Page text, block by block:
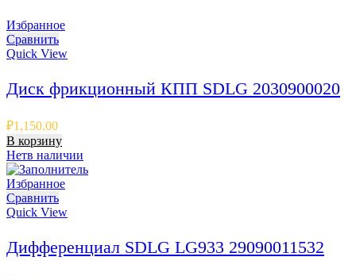
Избранное
Сравнить
Quick View
Диск фрикционный КПП SDLG 2030900020
₽1,150.00
В корзину
Нетв наличии
Избранное
Сравнить
Quick View
Дифференциал SDLG LG933 29090011532